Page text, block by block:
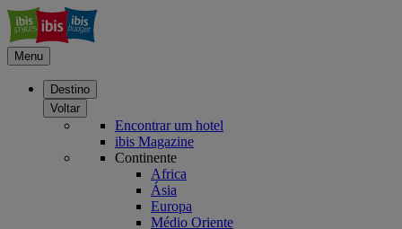
Menu
Destino
Voltar
Encontrar um hotel
ibis Magazine
Continente
Africa
Ásia
Europa
Médio Oriente